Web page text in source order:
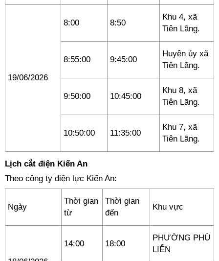
19/06/2026
8:00 8:50
Khu 4, xã
Tiên Lãng.
8:55:00 9:45:00
Huyện ủy xã
Tiên Lãng.
9:50:00 10:45:00
Khu 8, xã
Tiên Lãng.
10:50:00 11:35:00
Khu 7, xã
Tiên Lãng.
Lịch cắt điện Kiến An
Theo công ty điện lực Kiến An:
Ngày
Thời gian
từ
Thời gian
đến
Khu vực
14:00 18:00
PHƯỜNG PHÙ
LIỄN